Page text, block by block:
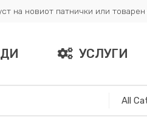
на новиот патнички или товарен
УСЛУГИ